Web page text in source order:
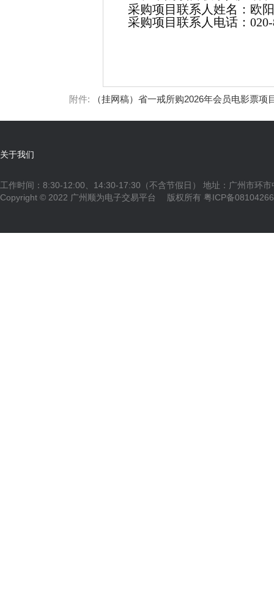
采购项目联系人姓名：欧
采购项目联系人电话：020-
附件: （挂网稿）省一戒所购2026年会员电影票
关于我们
工作时间：8:30-12:00、14:30-17:30（不含节假日） 地址：广州市环
Copyright © 2022 广州顺为电子交易平台 版权所有 粤ICP备